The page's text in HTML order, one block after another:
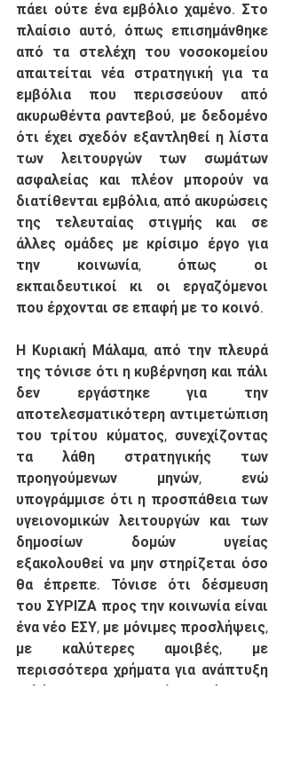
πάει ούτε ένα εμβόλιο χαμένο. Στο
πλαίσιο αυτό, όπως επισημάνθηκε
από τα στελέχη του νοσοκομείου
απαιτείται νέα στρατηγική για τα
εμβόλια που περισσεύουν από
ακυρωθέντα ραντεβού, με δεδομένο
ότι έχει σχεδόν εξαντληθεί η λίστα
των λειτουργών των σωμάτων
ασφαλείας και πλέον μπορούν να
διατίθενται εμβόλια, από ακυρώσεις
της τελευταίας στιγμής και σε
άλλες ομάδες με κρίσιμο έργο για
την κοινωνία, όπως οι
εκπαιδευτικοί κι οι εργαζόμενοι
που έρχονται σε επαφή με το κοινό.
Η Κυριακή Μάλαμα, από την πλευρά
της τόνισε ότι η κυβέρνηση και πάλι
δεν εργάστηκε για την
αποτελεσματικότερη αντιμετώπιση
του τρίτου κύματος, συνεχίζοντας
τα λάθη στρατηγικής των
προηγούμενων μηνών, ενώ
υπογράμμισε ότι η προσπάθεια των
υγειονομικών λειτουργών και των
δημοσίων δομών υγείας
εξακολουθεί να μην στηρίζεται όσο
θα έπρεπε. Τόνισε ότι δέσμευση
του ΣΥΡΙΖΑ προς την κοινωνία είναι
ένα νέο ΕΣΥ, με μόνιμες προσλήψεις,
με καλύτερες αμοιβές, με
περισσότερα χρήματα για ανάπτυξη
καλύτερων υπηρεσιών υγείας για